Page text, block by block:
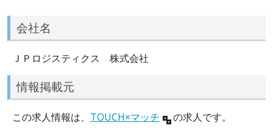
会社名
ＪＰロジスティクス 株式会社
情報掲載元
この求人情報は、 TOUCH×マッチ の求人です。